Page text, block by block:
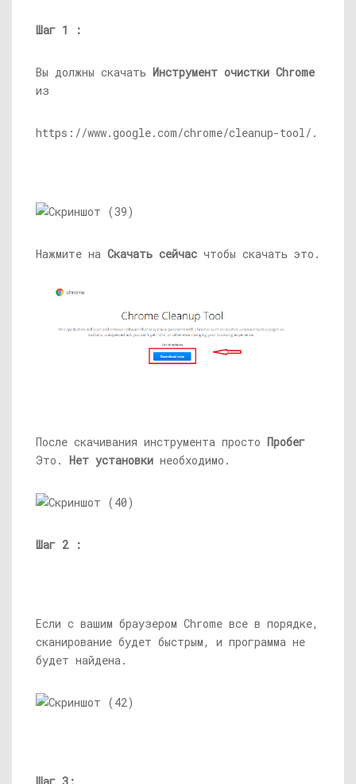
Шаг 1 :
Вы должны скачать Инструмент очистки Chrome
из
https://www.google.com/chrome/cleanup-tool/.
Нажмите на Скачать сейчас чтобы скачать это.
После скачивания инструмента просто Пробег
Это. Нет установки необходимо.
Шаг 2 :
Если с вашим браузером Chrome все в порядке,
сканирование будет быстрым, и программа не
будет найдена.
Шаг 3: